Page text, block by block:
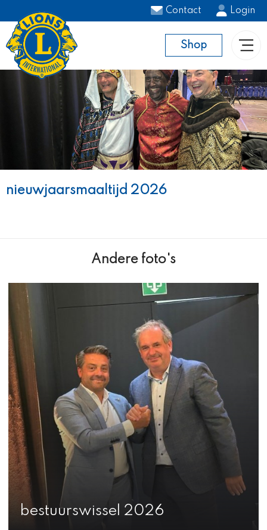
Contact Login
Shop
nieuwjaarsmaaltijd 2026
Andere foto's
bestuurswissel 2026